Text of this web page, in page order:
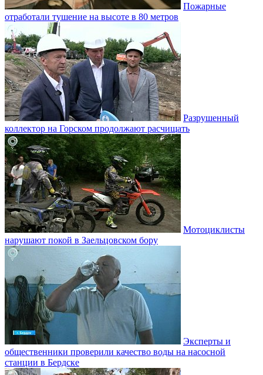
Пожарные
отработали тушение на высоте в 80 метров
Разрушенный
коллектор на Горском продолжают расчищать
Мотоциклисты
нарушают покой в Заельцовском бору
Эксперты и
общественники проверили качество воды на насосной
станции в Бердске